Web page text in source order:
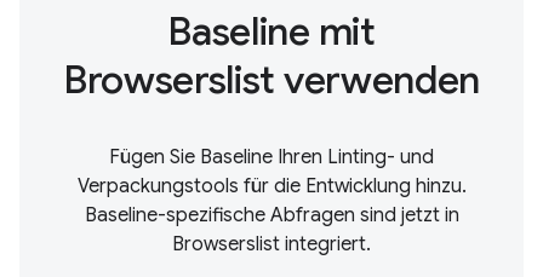
Baseline mit
Browserslist verwenden
Fügen Sie Baseline Ihren Linting- und
Verpackungstools für die Entwicklung hinzu.
Baseline-spezifische Abfragen sind jetzt in
Browserslist integriert.